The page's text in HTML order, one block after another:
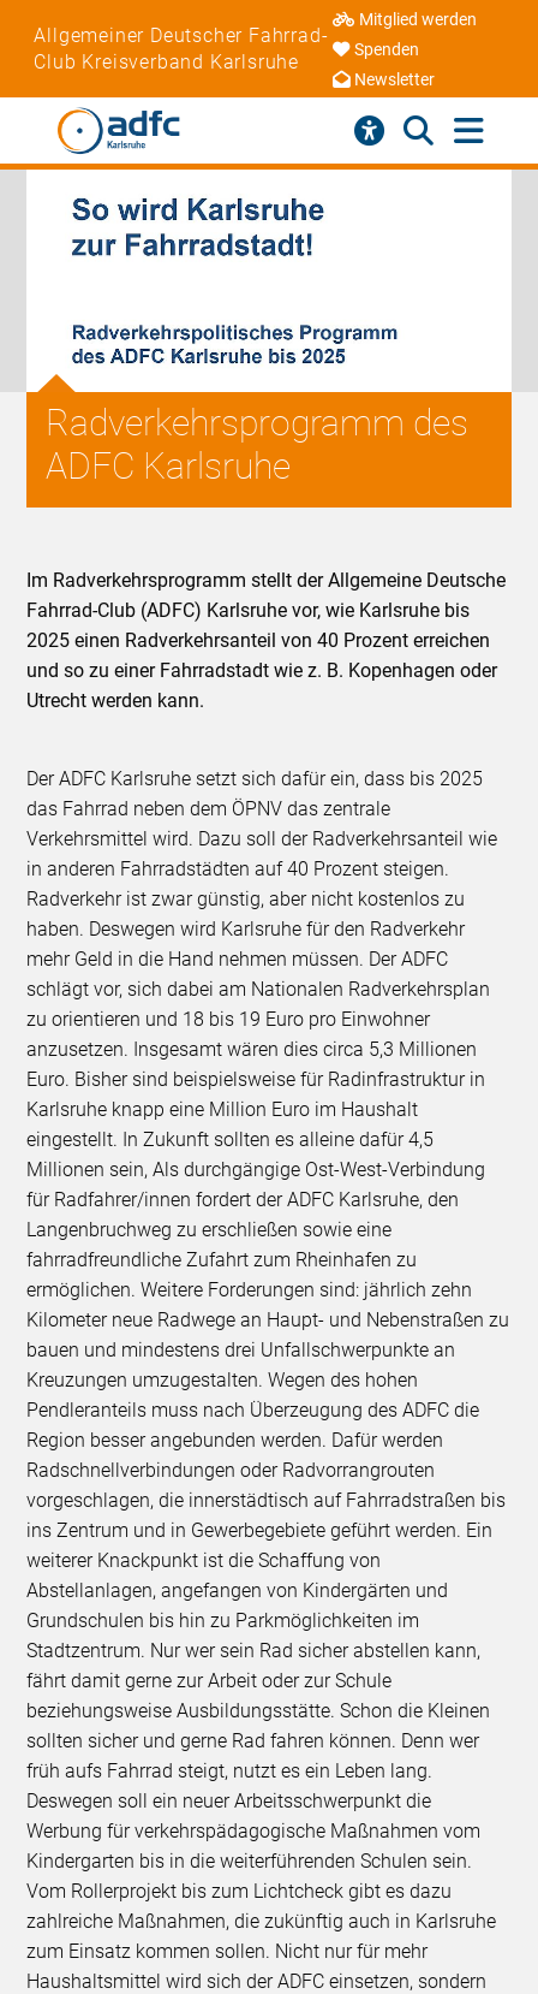
Allgemeiner Deutscher Fahrrad-
Club Kreisverband Karlsruhe
Mitglied werden
Spenden
Newsletter
Radverkehrsprogramm des
ADFC Karlsruhe
Im Radverkehrsprogramm stellt der Allgemeine Deutsche
Fahrrad-Club (ADFC) Karlsruhe vor, wie Karlsruhe bis
2025 einen Radverkehrsanteil von 40 Prozent erreichen
und so zu einer Fahrradstadt wie z. B. Kopenhagen oder
Utrecht werden kann.
Der ADFC Karlsruhe setzt sich dafür ein, dass bis 2025
das Fahrrad neben dem ÖPNV das zentrale
Verkehrsmittel wird. Dazu soll der Radverkehrsanteil wie
in anderen Fahrradstädten auf 40 Prozent steigen.
Radverkehr ist zwar günstig, aber nicht kostenlos zu
haben. Deswegen wird Karlsruhe für den Radverkehr
mehr Geld in die Hand nehmen müssen. Der ADFC
schlägt vor, sich dabei am Nationalen Radverkehrsplan
zu orientieren und 18 bis 19 Euro pro Einwohner
anzusetzen. Insgesamt wären dies circa 5,3 Millionen
Euro. Bisher sind beispielsweise für Radinfrastruktur in
Karlsruhe knapp eine Million Euro im Haushalt
eingestellt. In Zukunft sollten es alleine dafür 4,5
Millionen sein, Als durchgängige Ost-West-Verbindung
für Radfahrer/innen fordert der ADFC Karlsruhe, den
Langenbruchweg zu erschließen sowie eine
fahrradfreundliche Zufahrt zum Rheinhafen zu
ermöglichen. Weitere Forderungen sind: jährlich zehn
Kilometer neue Radwege an Haupt- und Nebenstraßen zu
bauen und mindestens drei Unfallschwerpunkte an
Kreuzungen umzugestalten. Wegen des hohen
Pendleranteils muss nach Überzeugung des ADFC die
Region besser angebunden werden. Dafür werden
Radschnellverbindungen oder Radvorrangrouten
vorgeschlagen, die innerstädtisch auf Fahrradstraßen bis
ins Zentrum und in Gewerbegebiete geführt werden. Ein
weiterer Knackpunkt ist die Schaffung von
Abstellanlagen, angefangen von Kindergärten und
Grundschulen bis hin zu Parkmöglichkeiten im
Stadtzentrum. Nur wer sein Rad sicher abstellen kann,
fährt damit gerne zur Arbeit oder zur Schule
beziehungsweise Ausbildungsstätte. Schon die Kleinen
sollten sicher und gerne Rad fahren können. Denn wer
früh aufs Fahrrad steigt, nutzt es ein Leben lang.
Deswegen soll ein neuer Arbeitsschwerpunkt die
Werbung für verkehrspädagogische Maßnahmen vom
Kindergarten bis in die weiterführenden Schulen sein.
Vom Rollerprojekt bis zum Lichtcheck gibt es dazu
zahlreiche Maßnahmen, die zukünftig auch in Karlsruhe
zum Einsatz kommen sollen. Nicht nur für mehr
Haushaltsmittel wird sich der ADFC einsetzen, sondern